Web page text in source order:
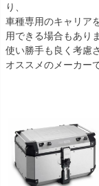
り、
車種専用のキャリア
用できる場合もあり
使い勝手も良く考慮
オススメのメーカー